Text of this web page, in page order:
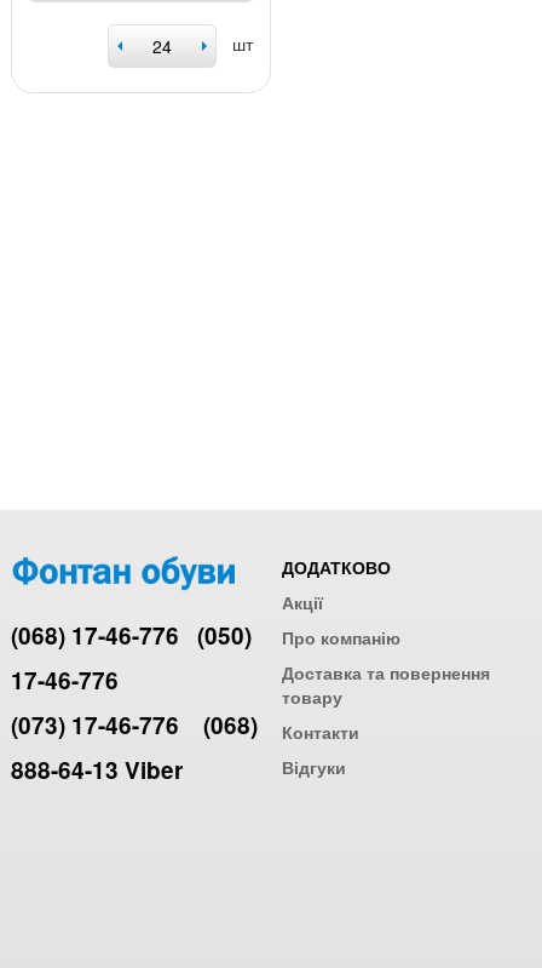
шт
(068) 17-46-776 (050)
17-46-776
(073) 17-46-776
(068)
888-64-13 Viber
ДОДАТКОВО
Акції
Про компанію
Доставка та повернення
товару
Контакти
Відгуки